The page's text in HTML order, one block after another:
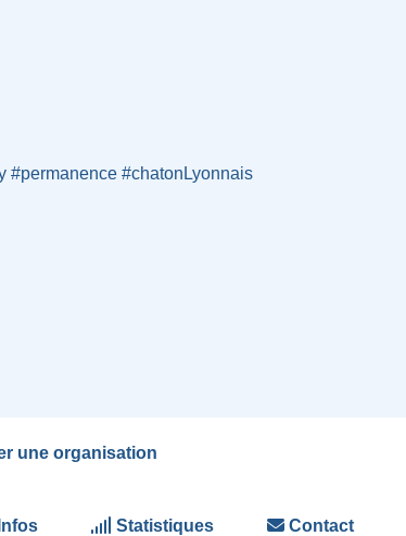
#permanence #chatonLyonnais
une organisation
Infos Statistiques Contact